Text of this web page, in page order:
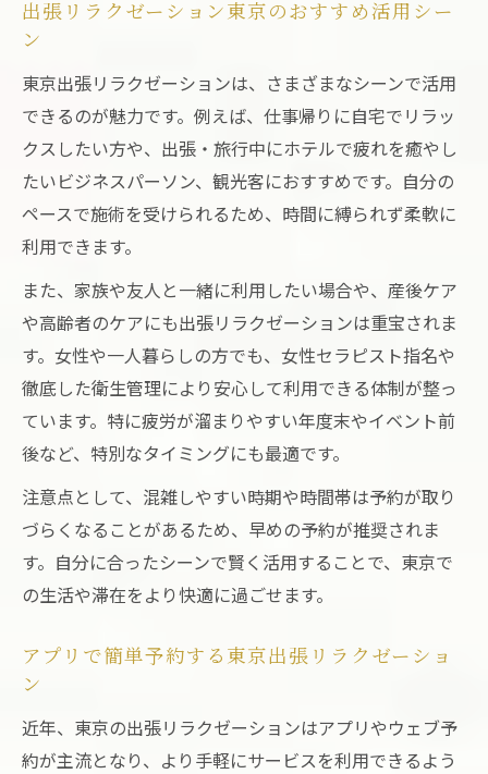
出張リラクゼーション東京のおすすめ活用シー
ン
東京出張リラクゼーションは、さまざまなシーンで活用
できるのが魅力です。例えば、仕事帰りに自宅でリラッ
クスしたい方や、出張・旅行中にホテルで疲れを癒やし
たいビジネスパーソン、観光客におすすめです。自分の
ペースで施術を受けられるため、時間に縛られず柔軟に
利用できます。
また、家族や友人と一緒に利用したい場合や、産後ケア
や高齢者のケアにも出張リラクゼーションは重宝されま
す。女性や一人暮らしの方でも、女性セラピスト指名や
徹底した衛生管理により安心して利用できる体制が整っ
ています。特に疲労が溜まりやすい年度末やイベント前
後など、特別なタイミングにも最適です。
注意点として、混雑しやすい時期や時間帯は予約が取り
づらくなることがあるため、早めの予約が推奨されま
す。自分に合ったシーンで賢く活用することで、東京で
の生活や滞在をより快適に過ごせます。
アプリで簡単予約する東京出張リラクゼーショ
ン
近年、東京の出張リラクゼーションはアプリやウェブ予
約が主流となり、より手軽にサービスを利用できるよう